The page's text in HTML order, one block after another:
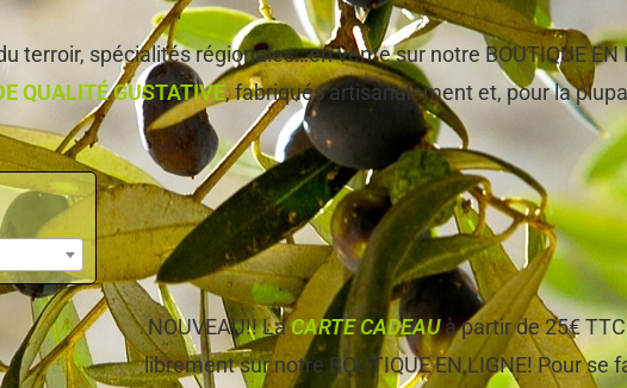
terroir, spécialités régionales…en vente sur notre BOUTIQUE EN
QUALITÉ GUSTATIVE, fabriqués artisanalement et, pour la
NOUVEAU!! LaCARTE CADEAUà partir de 25€
librement sur notre BOUTIQUE EN LIGNE! Pour se